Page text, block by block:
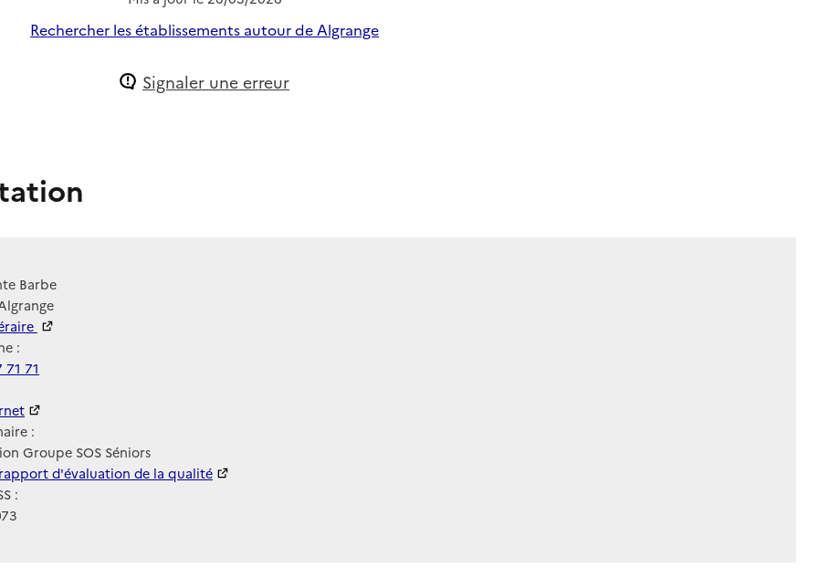
Rechercher les établissements autour de Algrange
Signaler une erreur
Barbe
:
71
:
Groupe SOS Séniors
d'évaluation de la qualité
: